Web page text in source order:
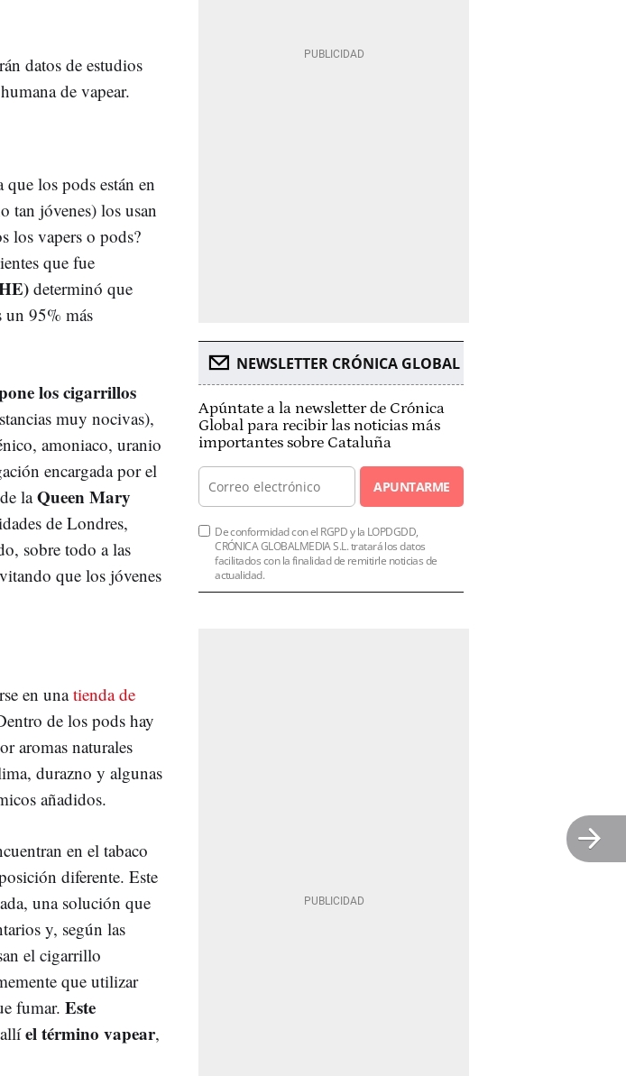
datos de estudios
de vapear.
los pods están en
tan jóvenes) los usan
los vapers o pods?
que fue
determinó que
un 95% más
los cigarrillos
muy nocivas),
amoniaco, uranio
encargada por el
laQueen Mary
de Londres,
sobre todo a las
que los jóvenes
en unatienda de
de los pods hay
aromas naturales
durazno y algunas
añadidos.
en el tabaco
diferente. Este
una solución que
y, según las
el cigarrillo
que utilizar
fumar. Este
el término vapear,
NEWSLETTER CRÓNICA GLOBAL
Apúntate a la newsletter de Crónica
Global para recibir las noticias más
importantes sobre Cataluña
APUNTARME
De conformidad con el RGPD y la LOPDGDD,
CRÓNICA GLOBALMEDIA S.L. tratará los datos
facilitados con la finalidad de remitirle noticias de
actualidad.